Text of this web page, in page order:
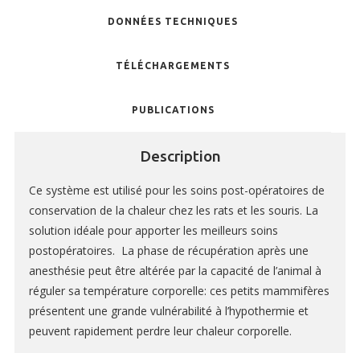
AUTRES ACCESSOIRES
SOLUTIONS POUR FEMETURE DE PLAIE ET SUTURES
MICROSCOPES ET ÉCLAIRAGE
MATRICES POUR ORGANES CERVEAU ET MOELLE ÉPINIAIRE
MCAO & RFLSI
ACCESSOIRES ET CONSOMMABLES OPTOGÉNÉTIQUE ET
PHOTOMÉTRIE DE FIBRE
DONNÉES TECHNIQUES
TÉLÉCHARGEMENTS
PUBLICATIONS
Description
Ce système est utilisé pour les soins post-opératoires de
conservation de la chaleur chez les rats et les souris. La
solution idéale pour apporter les meilleurs soins
postopératoires. La phase de récupération après une
anesthésie peut être altérée par la capacité de l’animal à
réguler sa température corporelle: ces petits mammifères
présentent une grande vulnérabilité à l’hypothermie et
peuvent rapidement perdre leur chaleur corporelle.